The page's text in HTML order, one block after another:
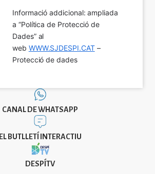
Informació addicional: ampliada
a “Política de Protecció de
Dades” al
web WWW.SJDESPI.CAT –
Protecció de dades
CANAL DE WHATSAPP
EL BUTLLETÍ INTERACTIU
DESPÍTV